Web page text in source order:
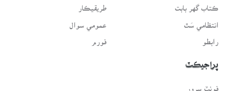
ڪتاب گهر بابت
انتظامي سَٿ
رابطو
طريقيڪار
عمومي سوال
فورم
پراجيڪٽ